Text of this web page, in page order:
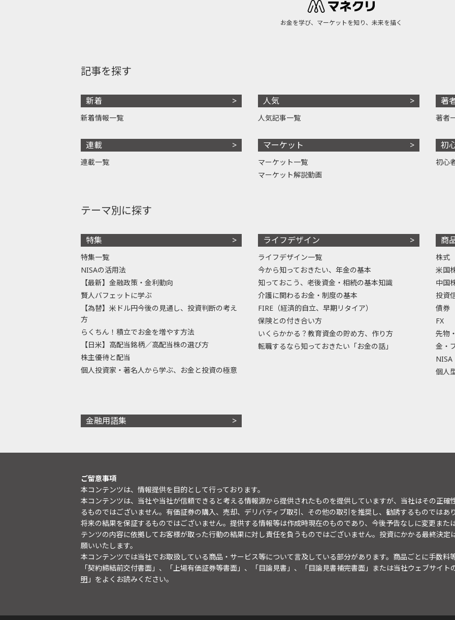
お金を学び、マーケットを知り、未来を描く
記事を探す
新着
新着情報一覧
連載
連載一覧
人気
人気記事一覧
マーケット
マーケット一覧
マーケット解説動画
著
著者
初
初心
テーマ別に探す
特集
特集一覧
NISAの活用法
【最新】金融政策・金利動向
賢人バフェットに学ぶ
【為替】米ドル円今後の見通し、投資判断の考え
方
らくちん！積立でお金を増やす方法
【日米】高配当銘柄／高配当株の選び方
株主優待と配当
個人投資家・著名人から学ぶ、お金と投資の極意
ライフデザイン
ライフデザイン一覧
今から知っておきたい、年金の基本
知っておこう、老後資金・相続の基本知識
介護に関わるお金・制度の基本
FIRE（経済的自立、早期リタイア）
保険との付き合い方
いくらかかる？教育資金の貯め方、作り方
転職するなら知っておきたい「お金の話」
商
株式
米国
中国
投資
債券
FX
先物
金・
NISA
個人
金融用語集
ご留意事項
本コンテンツは、情報提供を目的として行っております。
本コンテンツは、当社や当社が信頼できると考える情報源から提供されたものを提供していますが、当社はその正
るものではございません。有価証券の購入、売却、デリバティブ取引、その他の取引を推奨し、勧誘するものではあ
将来の結果を保証するものではございません。提供する情報等は作成時現在のものであり、今後予告なしに変更また
テンツの内容に依拠してお客様が取った行動の結果に対し責任を負うものではございません。投資にかかる最終決
願いいたします。
本コンテンツでは当社でお取扱している商品・サービス等について言及している部分があります。商品ごとに手数料
「契約締結前交付書面」、「上場有価証券等書面」、「目論見書」、「目論見書補完書面」または当社ウェブサイト
明 」をよくお読みください。